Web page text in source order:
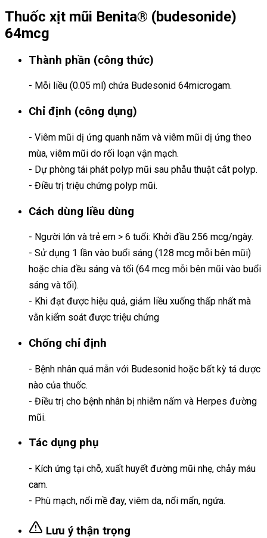
Thuốc xịt mũi Benita® (budesonide)
64mcg
Thành phần (công thức)
- Mỗi liều (0.05 ml) chứa Budesonid 64microgam.
Chỉ định (công dụng)
- Viêm mũi dị ứng quanh năm và viêm mũi dị ứng theo
mùa, viêm mũi do rối loạn vận mạch.
- Dự phòng tái phát polyp mũi sau phẫu thuật cắt polyp.
- Điều trị triệu chứng polyp mũi.
Cách dùng liều dùng
- Người lớn và trẻ em > 6 tuổi: Khởi đầu 256 mcg/ngày.
- Sử dụng 1 lần vào buổi sáng (128 mcg mỗi bên mũi)
hoặc chia đều sáng và tối (64 mcg mỗi bên mũi vào buổi
sáng và tối).
- Khi đạt được hiệu quả, giảm liều xuống thấp nhất mà
vẫn kiểm soát được triệu chứng
Chống chỉ định
- Bệnh nhân quá mẫn với Budesonid hoặc bất kỳ tá dược
nào của thuốc.
- Điều trị cho bệnh nhân bị nhiễm nấm và Herpes đường
mũi.
Tác dụng phụ
- Kích ứng tại chỗ, xuất huyết đường mũi nhẹ, chảy máu
cam.
- Phù mạch, nổi mề đay, viêm da, nổi mẩn, ngứa.
Lưu ý thận trọng